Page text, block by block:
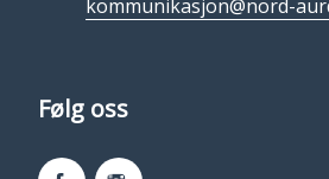
kommunikasjon@nord-
Følg oss